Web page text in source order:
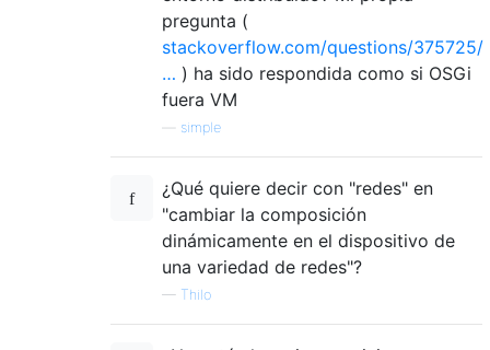
pregunta (
stackoverflow.com/questions/375725/
… ) ha sido respondida como si OSGi
fuera VM
simple
¿Qué quiere decir con "redes" en
"cambiar la composición
dinámicamente en el dispositivo de
una variedad de redes"?
— Thilo